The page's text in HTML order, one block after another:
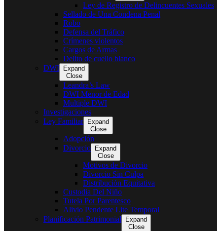
Ley de Registro de Delincuentes Sexuales
Sellado de Una Condena Penal
Robo
Defensa del Tráfico
Crímenes violentos
Cargos de Armas
Delito de cuello blanco
DWI
Expand
Close
Leandra’s Law
DWI Menor de Edad
Multiple DWI
Investigaciones
Ley Familiar
Expand
Close
Adopción
Divorcio
Expand
Close
Motivos de Divorcio
Divorcio Sin Culpa
Distribución Equitativa
Custodia Del Niño
Tutela Por Parentesco
Alivio Pendente Lite Temporal
Planificación Patrimonial
Expand
Close